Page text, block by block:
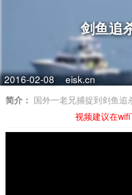
剑鱼追
2016-02-08 eisk.cn
简介： 国外一老兄捕捉到剑鱼追
视频建议在